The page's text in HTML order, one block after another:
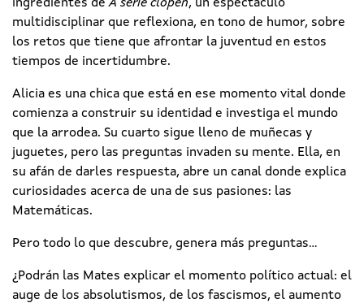
ingredientes deA serie clopen, un espectáculo
multidisciplinar que reflexiona, en tono de humor, sobre
los retos que tiene que afrontar la juventud en estos
tiempos de incertidumbre.
Alicia es una chica que está en ese momento vital donde
comienza a construir su identidad e investiga el mundo
que la arrodea. Su cuarto sigue lleno de muñecas y
juguetes, pero las preguntas invaden su mente. Ella, en
su afán de darles respuesta, abre un canal donde explica
curiosidades acerca de una de sus pasiones: las
Matemáticas.
Pero todo lo que descubre, genera más preguntas...
¿Podrán las Mates explicar el momento político actual: el
auge de los absolutismos, de los fascismos, el aumento